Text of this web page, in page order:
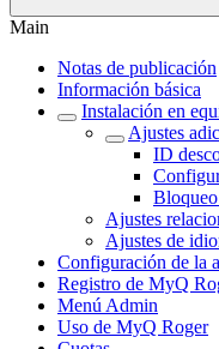
Main
Notas de publicación
Información básica
Instalación en
Ajustes
ID
Ajustes
Ajustes de
Configuración de la
Registro de MyQ
Menú Admin
Uso de MyQ Roger